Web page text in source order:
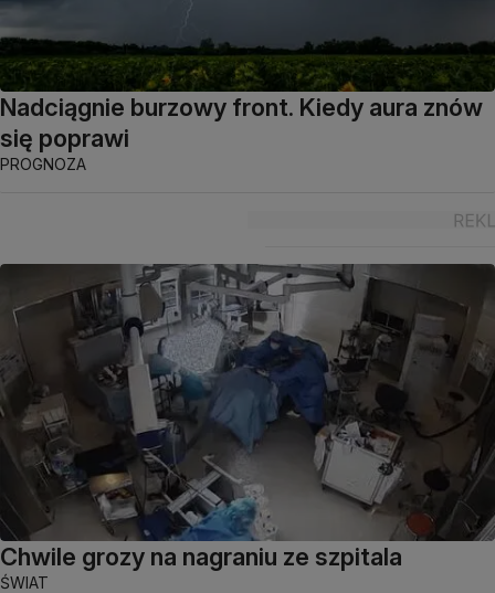
Nadciągnie burzowy front. Kiedy aura znów
się poprawi
PROGNOZA
Chwile grozy na nagraniu ze szpitala
ŚWIAT